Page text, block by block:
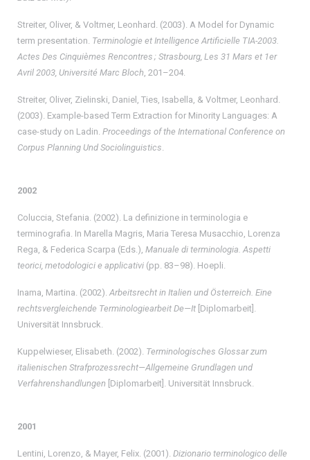
Streiter, Oliver, & Voltmer, Leonhard. (2003). A Model for Dynamic
term presentation. Terminologie et Intelligence Artificielle TIA-2003.
Actes Des Cinquièmes Rencontres ; Strasbourg, Les 31 Mars et 1er
Avril 2003, Université Marc Bloch, 201–204.
Streiter, Oliver, Zielinski, Daniel, Ties, Isabella, & Voltmer, Leonhard.
(2003). Example-based Term Extraction for Minority Languages: A
case-study on Ladin. Proceedings of the International Conference on
Corpus Planning Und Sociolinguistics.
2002
Coluccia, Stefania. (2002). La definizione in terminologia e
terminografia. In Marella Magris, Maria Teresa Musacchio, Lorenza
Rega, & Federica Scarpa (Eds.), Manuale di terminologia. Aspetti
teorici, metodologici e applicativi (pp. 83–98). Hoepli.
Inama, Martina. (2002). Arbeitsrecht in Italien und Österreich. Eine
rechtsvergleichende Terminologiearbeit De—It [Diplomarbeit].
Universität Innsbruck.
Kuppelwieser, Elisabeth. (2002). Terminologisches Glossar zum
italienischen Strafprozessrecht—Allgemeine Grundlagen und
Verfahrenshandlungen [Diplomarbeit]. Universität Innsbruck.
2001
Lentini, Lorenzo, & Mayer, Felix. (2001). Dizionario terminologico delle